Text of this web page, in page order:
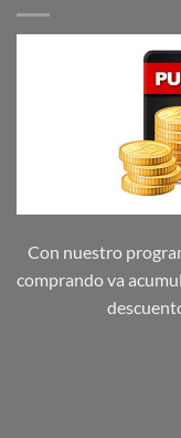
Con nuestro
comprando va